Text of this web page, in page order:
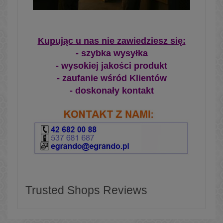
Kupując u nas nie zawiedziesz się:
- szybka wysyłka
- wysokiej jakości produkt
- zaufanie wśród Klientów
- doskonały kontakt
Trusted Shops Reviews